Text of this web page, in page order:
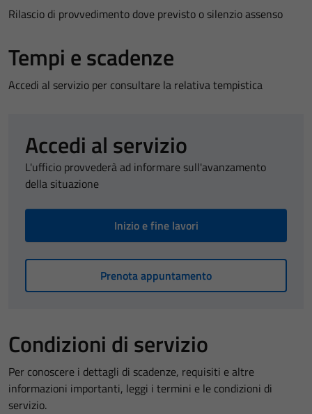
Rilascio di provvedimento dove previsto o silenzio assenso
Tempi e scadenze
Accedi al servizio per consultare la relativa tempistica
Accedi al servizio
L'ufficio provvederà ad informare sull'avanzamento
della situazione
Inizio e fine lavori
Prenota appuntamento
Condizioni di servizio
Per conoscere i dettagli di scadenze, requisiti e altre
informazioni importanti, leggi i termini e le condizioni di
servizio.